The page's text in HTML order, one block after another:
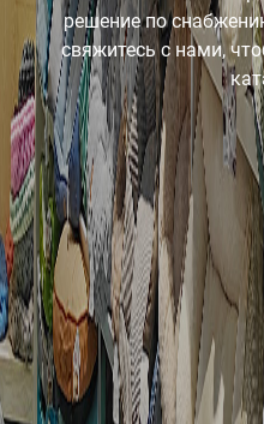
решение по
свяжитесь с нами,